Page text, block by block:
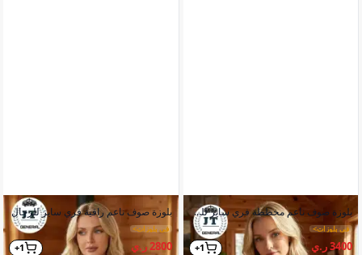
بلوزة صوف ناعم مخططة فري سايز للرجال
في بلوزات>
3400 ر.ي 1+
بلوزة صوف ناعم راقية فري سايز للرجال
في بلوزات>
2800 ر.ي 1+